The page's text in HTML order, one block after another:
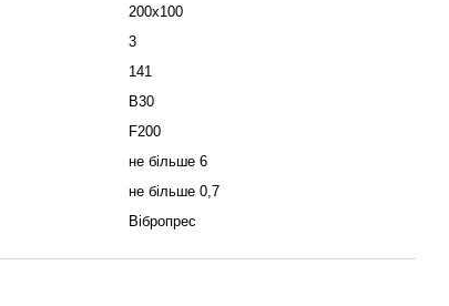
200x100
3
141
В30
F200
не більше 6
не більше 0,7
Вібропрес